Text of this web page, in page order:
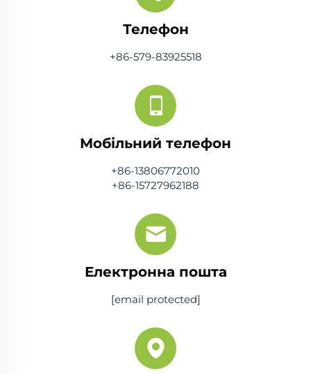
Телефон
+86-579-83925518
Мобільний телефон
+86-13806772010
+86-15727962188
Електронна пошта
[email protected]